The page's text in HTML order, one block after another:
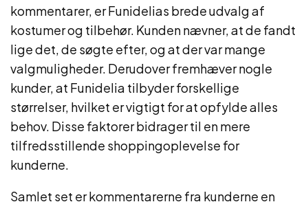
kommentarer, er Funidelias brede udvalg af
kostumer og tilbehør. Kunden nævner, at de fandt
lige det, de søgte efter, og at der var mange
valgmuligheder. Derudover fremhæver nogle
kunder, at Funidelia tilbyder forskellige
størrelser, hvilket er vigtigt for at opfylde alles
behov. Disse faktorer bidrager til en mere
tilfredsstillende shoppingoplevelse for
kunderne.
Samlet set er kommentarerne fra kunderne en